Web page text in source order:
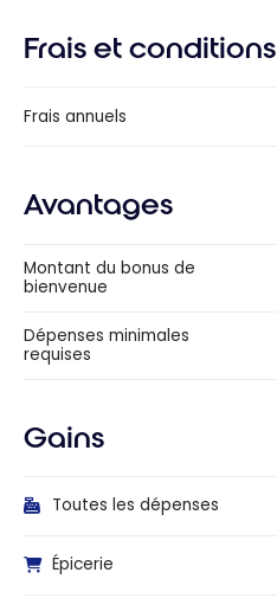
Frais et conditions
Frais annuels
Avantages
Montant du bonus de
bienvenue
Dépenses minimales
requises
Gains
Toutes les dépenses
Épicerie